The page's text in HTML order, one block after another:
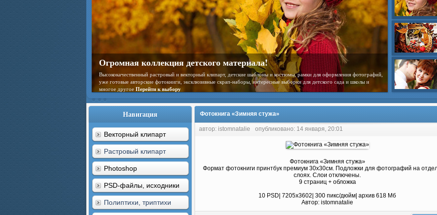
Последние новинки цифрового скрапбукинга
На нашем сайте Вы всегда найдете новинки цифрового скрапбукинга и эксклюзивные скрап-наборы. Достаточно лишь
выбрать интересуемую рубрику!Перейти к выбору скрап-набора
Навигация
Векторный клипарт
Растровый клипарт
Photoshop
PSD-файлы, исходники
Полиптихи, триптихи
Фотокнига «Зимняя стужа»
автор: istomnatalie опубликовано: 14 января, 20:01
Фотокнига «Зимняя стужа»
Формат фотокниги принтбук премиум 30х30см. Подложки для фотографий на
слоях. Слои отключены.
9 страниц + обложка
10 PSD| 7205х3602| 300 пикс/дюйм| архив 618 Мб
Автор: istomnatalie